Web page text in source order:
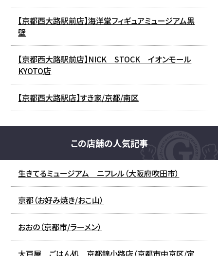
【京都西大路駅前店】海洋堂フィギュアミュージアム黒
壁
【京都西大路駅前店】NICK STOCK イオンモール
KYOTO店
【京都西大路駅店】すき家/京都/南区
この店舗の人気記事
生きてるミュージアム ニフレル（大阪府吹田市）
京都（お好み焼き/おこ山）
おおの（京都市/ラーメン）
大戸屋 ごはん処 京都錦小路店（京都市中京区/定